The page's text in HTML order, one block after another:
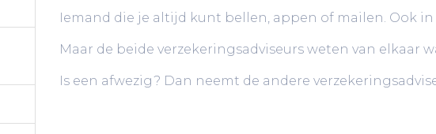
Iemand die je altijd kunt bellen, appen of mailen. Ook in
Maar de beide verzekeringsadviseurs weten van elkaar
Is een afwezig? Dan neemt de andere